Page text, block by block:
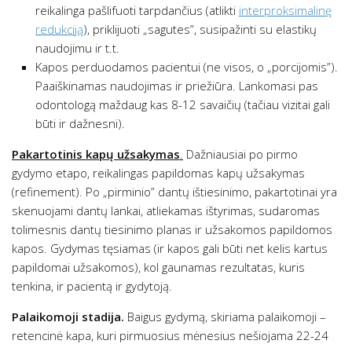
reikalinga pašlifuoti tarpdančius (atlikti interproksimalinę
redukciją), priklijuoti „sagutes”, susipažinti su elastikų
naudojimu ir t.t.
Kapos perduodamos pacientui (ne visos, o „porcijomis”).
Paaiškinamas naudojimas ir priežiūra. Lankomasi pas
odontologą maždaug kas 8-12 savaičių (tačiau vizitai gali
būti ir dažnesni).
Pakartotinis kapų užsakymas Dažniausiai po pirmo
gydymo etapo, reikalingas papildomas kapų užsakymas
(refinement). Po „pirminio” dantų ištiesinimo, pakartotinai yra
skenuojami dantų lankai, atliekamas ištyrimas, sudaromas
tolimesnis dantų tiesinimo planas ir užsakomos papildomos
kapos. Gydymas tęsiamas (ir kapos gali būti net kelis kartus
papildomai užsakomos), kol gaunamas rezultatas, kuris
tenkina, ir pacientą ir gydytoją.
Palaikomoji stadija. Baigus gydymą, skiriama palaikomoji –
retencinė kapa, kuri pirmuosius mėnesius nešiojama 22-24